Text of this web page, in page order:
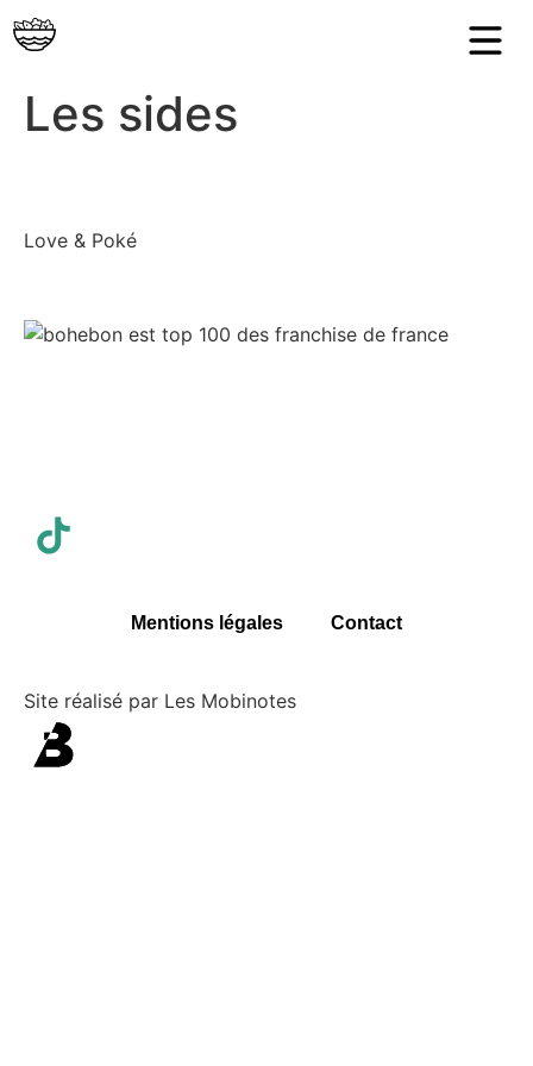
Les sides
Love & Poké
Mentions légales Contact
Site réalisé par Les Mobinotes